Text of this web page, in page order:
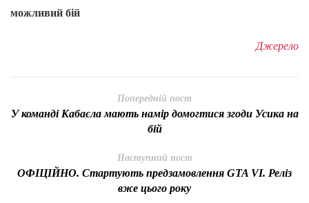
можливий бій
Джерело
Попередній пост
У команді Кабаєла мають намір домогтися згоди Усика на
бій
Наступний пост
ОФІЦІЙНО. Стартують предзамовлення GTA VI. Реліз
вже цього року